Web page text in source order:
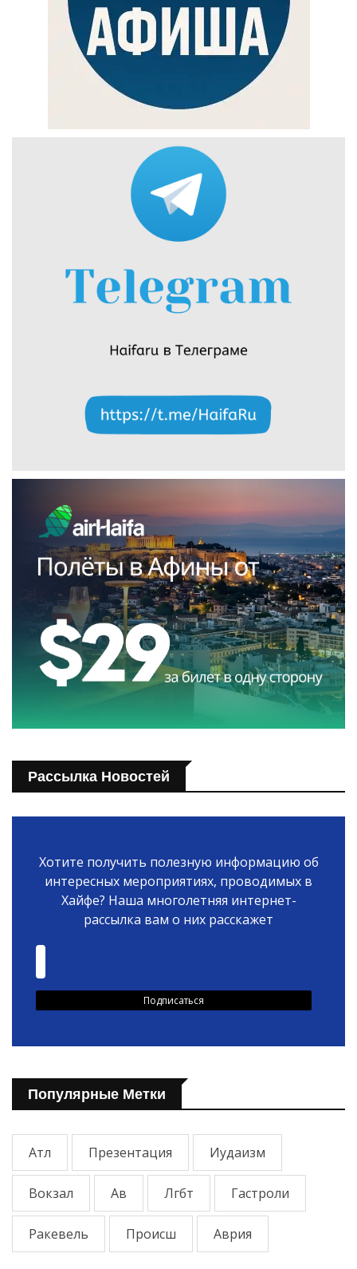
Рассылка Новостей
Хотите получить полезную информацию об
интересных мероприятиях, проводимых в
Хайфе? Наша многолетняя интернет-
рассылка вам о них расскажет
Популярные Метки
Атл Презентация Иудаизм
Вокзал Ав Лгбт Гастроли
Ракевель Происш Аврия